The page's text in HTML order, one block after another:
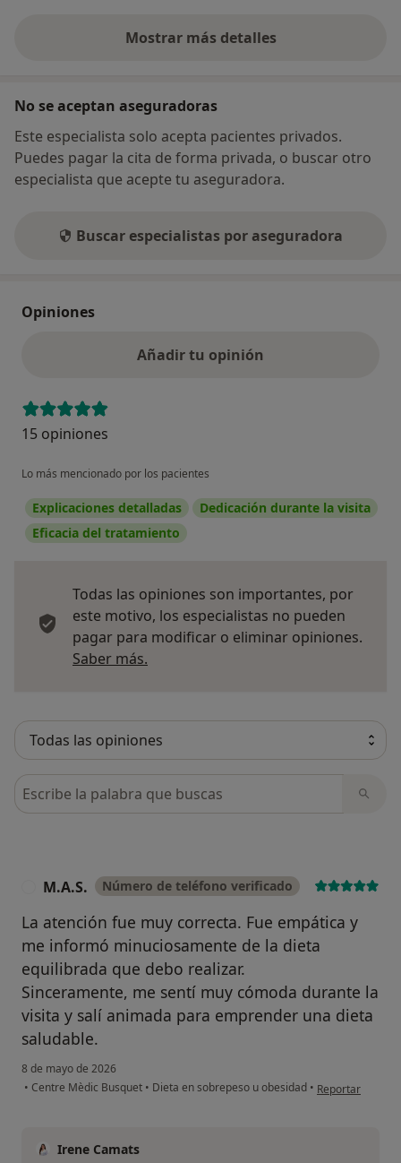
Mostrar más detalles
sobre la dirección
No se aceptan aseguradoras
Este especialista solo acepta pacientes privados.
Puedes pagar la cita de forma privada, o buscar otro
especialista que acepte tu aseguradora.
Buscar especialistas por aseguradora
Opiniones
Añadir tu opinión
15 opiniones
Lo más mencionado por los pacientes
Explicaciones detalladas
Dedicación durante la visita
Eficacia del tratamiento
Todas las opiniones son importantes, por
este motivo, los especialistas no pueden
pagar para modificar o eliminar opiniones.
Saber más.
Busca en opiniones
M.A.S. Número de teléfono verificado
La atención fue muy correcta. Fue empática y
me informó minuciosamente de la dieta
equilibrada que debo realizar.
Sinceramente, me sentí muy cómoda durante la
visita y salí animada para emprender una dieta
saludable.
8 de mayo de 2026
• Centre Mèdic Busquet • Dieta en sobrepeso u obesidad • en opinión del
Reportar
Irene Camats